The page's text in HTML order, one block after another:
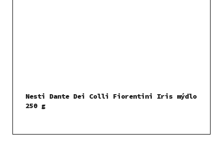
Nesti Dante Dei Colli Fiorentini Iris mýdlo
250 g